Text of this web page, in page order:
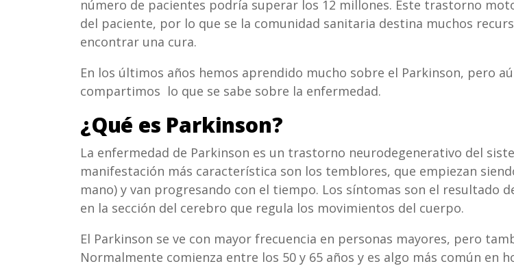
número de pacientes podría superar los 12 millones. Este trastorno
del paciente, por lo que se la comunidad sanitaria destina muchos
encontrar una cura.
En los últimos años hemos aprendido mucho sobre el Parkinson, pero
compartimos lo que se sabe sobre la enfermedad.
¿Qué es Parkinson?
La enfermedad de Parkinson es un trastorno neurodegenerativo del
manifestación más característica son los temblores, que empiezan
mano) y van progresando con el tiempo. Los síntomas son el resultado
en la sección del cerebro que regula los movimientos del cuerpo.
El Parkinson se ve con mayor frecuencia en personas mayores, pero
Normalmente comienza entre los 50 y 65 años y es algo más común en